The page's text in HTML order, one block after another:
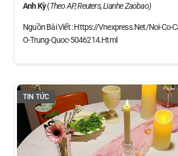
Anh Kỳ(Theo AP, Reuters, Lianhe Zaobao)
Nguồn Bài Viết : Https://vnexpress.net/noi-Co-
O-Trung-Quoc-5046214.html
TIN TỨC